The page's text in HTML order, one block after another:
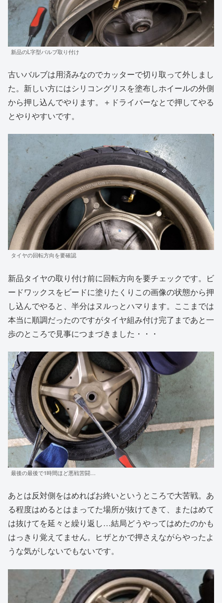
新品のL字型バルブ取り付け
古いバルブは用済みなのでカッターで切り取って外しまし
た。新しい方にはシリコングリスを塗布しホイールの外側
から押し込んでやります。＋ドライバーなとで押してやる
とやりやすいです。
タイヤの回転方向を要確認
新品タイヤの取り付け前に回転方向を要チェックです。ビ
ードワックスをビードに塗りたくりこの画像の状態から押
し込んでやると、半分はヌルっとハマります。ここまでは
本当に順調だったのですがタイヤ組み付け完了まであと一
歩のところで見事につまづきました・・・
最後の最後で1時間ほど悪戦苦闘…
あとは反対側をはめればお終いというところで大苦戦。あ
る程度はめるとはまってた場所が抜けてきて、またはめて
は抜けてを延々と繰り返し…結局どうやってはめたのかも
はっきり覚えてません。ヒザとかで押さえながらやったよ
うな気がしないでもないです。